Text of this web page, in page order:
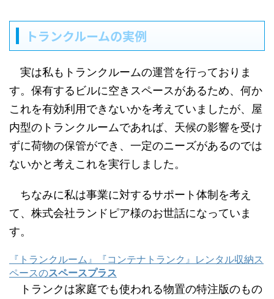
トランクルームの実例
実は私もトランクルームの運営を行っておりま
す。保有するビルに空きスペースがあるため、何か
これを有効利用できないかを考えていましたが、屋
内型のトランクルームであれば、天候の影響を受け
ずに荷物の保管ができ、一定のニーズがあるのでは
ないかと考えこれを実行しました。
ちなみに私は事業に対するサポート体制を考え
て、株式会社ランドピア様のお世話になっていま
す。
『トランクルーム』『コンテナトランク』レンタル収納ス
ペースのスペースプラス
トランクは家庭でも使われる物置の特注版のもの